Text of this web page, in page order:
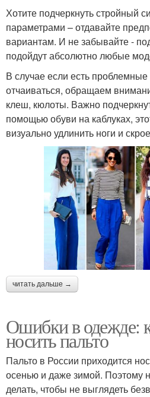
Хотите подчеркнуть стройный
параметрами – отдавайте
вариантам. И не забывайте -
подойдут абсолютно любые
В случае если есть проблемные
отчаиваться, обращаем
клеш, кюлоты. Важно
помощью обуви на каблуках,
визуально удлинить ноги и
читать дальше →
Ошибки в одежде:
носить пальто
Пальто в России приходится
осенью и даже зимой. Поэтому
делать, чтобы не выглядеть